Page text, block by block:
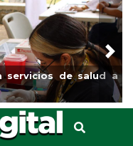
de rehabilitación en